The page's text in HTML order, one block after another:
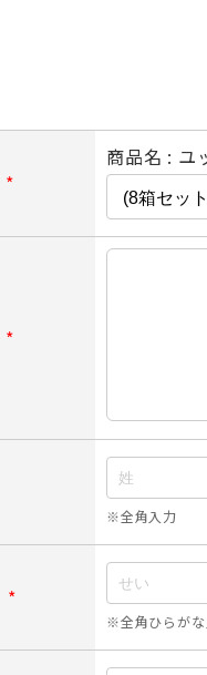
*
商品名 : ユ
*
※全角入力
*
※全角ひらがな